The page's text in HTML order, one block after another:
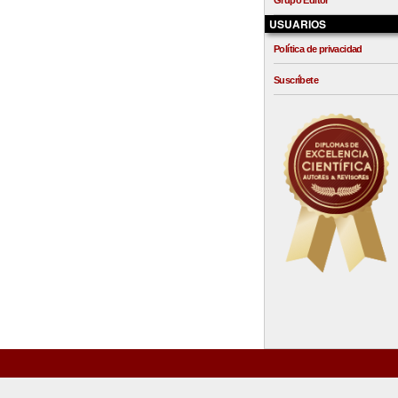
USUARIOS
Política de privacidad
Suscríbete